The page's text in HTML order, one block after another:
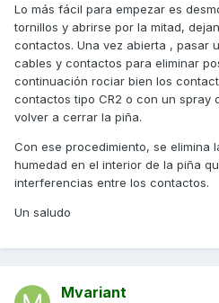
solo que se apagan las luces y
agujas y el reloj pierde su
las 12:00.
Me cambiaron hace 5000 km el
porque la moto se paraba y no
cambiaron sin problemas. La
pruebas pertinentes.
Lo que si he observado es que
hace estos reinicios. Si doy
las hs1 que necesita.
pertinentes para descartar
Lo más fácil para empezar es
tornillos y abrirse por la mitad,
contactos. Una vez abierta , pasar
cables y contactos para eliminar
continuación rociar bien los
contactos tipo CR2 o con un spray
volver a cerrar la piña.
Con ese procedimiento, se elimina
humedad en el interior de la piña
interferencias entre los contactos.
Un saludo
Mvariant